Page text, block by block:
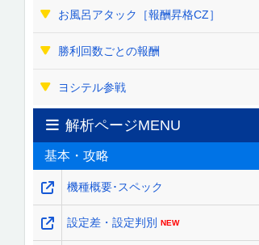
お風呂アタック［報酬昇格CZ］
勝利回数ごとの報酬
ヨシテル参戦
解析ページMENU
基本・攻略
機種概要･スペック
設定差・設定判別